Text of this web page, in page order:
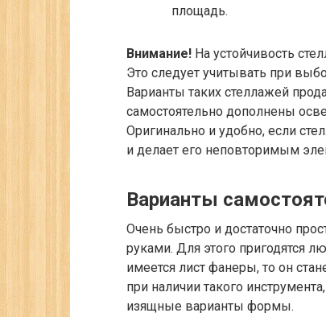
площадь.
Внимание! На устойчивость
Это следует учитывать при
Варианты таких стеллажей
самостоятельно дополнены
Оригинально и удобно, если
и делает его неповторимым
Варианты
Очень быстро и достаточно
руками. Для этого пригодятся
имеется лист фанеры, то он
при наличии такого
изящные варианты формы.